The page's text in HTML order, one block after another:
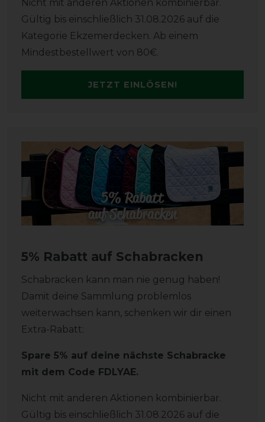
Nicht mit anderen Aktionen kombinierbar.
Gültig bis einschließlich 31.08.2026 auf die
Kategorie Ekzemerdecken. Ab einem
Mindestbestellwert von 80€.
JETZT EINLÖSEN!
5% Rabatt auf Schabracken
Schabracken kann man nie genug haben!
Damit deine Sammlung problemlos
weiterwachsen kann, schenken wir dir einen
Extra-Rabatt:
Spare 5% auf deine nächste Schabracke
mit dem Code FDLYAE.
Nicht mit anderen Aktionen kombinierbar.
Gültig bis einschließlich 31.08.2026 auf die